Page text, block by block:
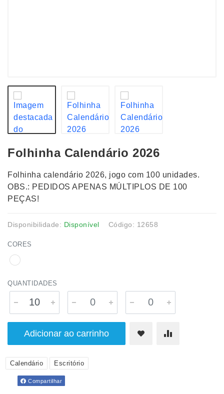
Folhinha Calendário 2026
Folhinha calendário 2026, jogo com 100 unidades.
OBS.: PEDIDOS APENAS MÚLTIPLOS DE 100
PEÇAS!
Disponibilidade: Disponível Código: 12658
CORES
QUANTIDADES
Adicionar ao carrinho
Calendário Escritório
Compartilhar